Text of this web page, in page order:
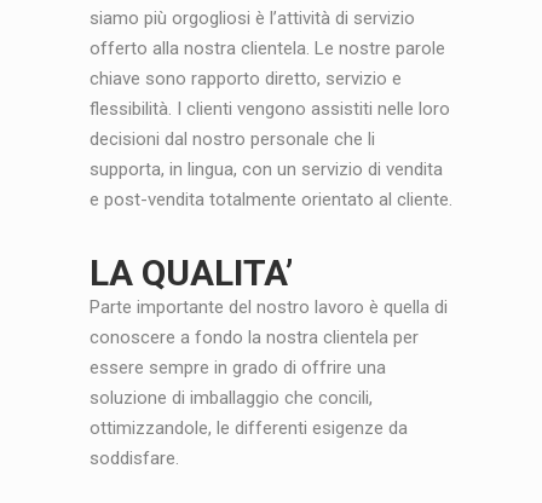
siamo più orgogliosi è l’attività di servizio
offerto alla nostra clientela. Le nostre parole
chiave sono rapporto diretto, servizio e
flessibilità. I clienti vengono assistiti nelle loro
decisioni dal nostro personale che li
supporta, in lingua, con un servizio di vendita
e post-vendita totalmente orientato al cliente.
LA QUALITA’
Parte importante del nostro lavoro è quella di
conoscere a fondo la nostra clientela per
essere sempre in grado di offrire una
soluzione di imballaggio che concili,
ottimizzandole, le differenti esigenze da
soddisfare.